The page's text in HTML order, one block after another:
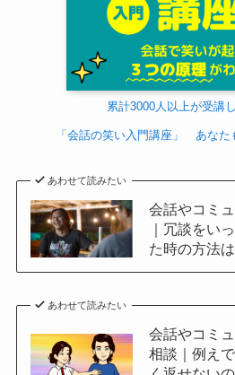
累計3000人以上が受講
「会話の笑い入門講座」 あなた
あわせて読みたい
会話やコミ
｜冗談をい
た時の方法
あわせて読みたい
会話やコミ
相談｜例え